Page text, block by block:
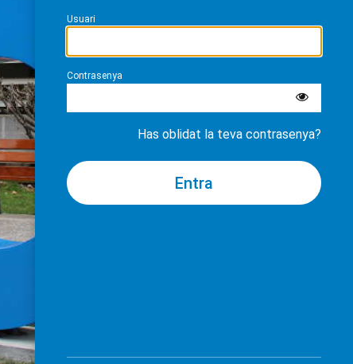
Usuari
Contrasenya
Has oblidat la teva contrasenya?